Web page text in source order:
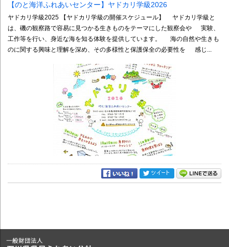
【のと海洋ふれあいセンター】ヤドカリ学級2026
ヤドカリ学級2025 【ヤドカリ学級の開催スケジュール】 ヤドカリ学級と
は、磯の観察路で容易に見つかる生きものをテーマにした観察会や 実験、
工作等を行い、身近な海を知る体験を提供しています。 海の自然や生きも
のに関する興味と理解を深め、その多様性と保護保全の必要性を 感じ...